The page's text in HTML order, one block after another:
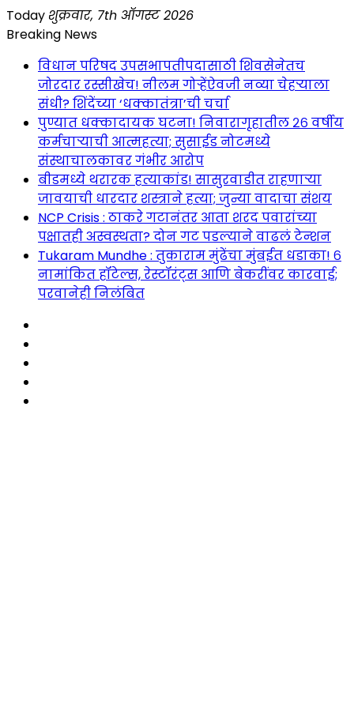
Skip
to
Today शुक्रवार, 7th ऑगस्ट 2026
Breaking News
विधान परिषद उपसभापतीपदासाठी शिवसेनेतच
जोरदार रस्सीखेच! नीलम गोऱ्हेंऐवजी नव्या चेहऱ्याला
संधी? शिंदेंच्या ‘धक्कातंत्रा’ची चर्चा
पुण्यात धक्कादायक घटना! निवारागृहातील २६ वर्षीय
कर्मचाऱ्याची आत्महत्या; सुसाईड नोटमध्ये
संस्थाचालकावर गंभीर आरोप
बीडमध्ये थरारक हत्याकांड! सासुरवाडीत राहणाऱ्या
जावयाची धारदार शस्त्राने हत्या; जुन्या वादाचा संशय
NCP Crisis : ठाकरे गटानंतर आता शरद पवारांच्या
पक्षातही अस्वस्थता? दोन गट पडल्याने वाढलं टेन्शन
Tukaram Mundhe : तुकाराम मुंढेंचा मुंबईत धडाका! ६
नामांकित हॉटेल्स, रेस्टॉरंट्स आणि बेकरींवर कारवाई;
परवानेही निलंबित